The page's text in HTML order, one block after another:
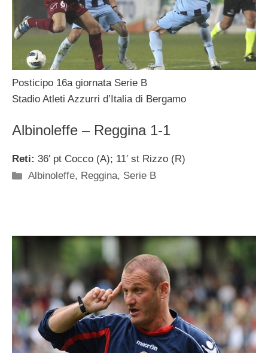
Posticipo 16a giornata Serie B
Stadio Atleti Azzurri d’Italia di Bergamo
Albinoleffe – Reggina 1-1
Reti: 36′ pt Cocco (A); 11′ st Rizzo (R)
Categorie
Albinoleffe, Reggina, Serie B